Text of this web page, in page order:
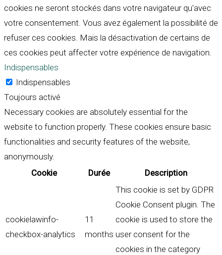
cookies ne seront stockés dans votre navigateur qu'avec
votre consentement. Vous avez également la possibilité de
refuser ces cookies. Mais la désactivation de certains de
ces cookies peut affecter votre expérience de navigation.
Indispensables
Indispensables
Toujours activé
Necessary cookies are absolutely essential for the
website to function properly. These cookies ensure basic
functionalities and security features of the website,
anonymously.
Cookie
Durée Description
cookielawinfo-
checkbox-analytics
11
months
This cookie is set by GDPR
Cookie Consent plugin. The
cookie is used to store the
user consent for the
cookies in the category